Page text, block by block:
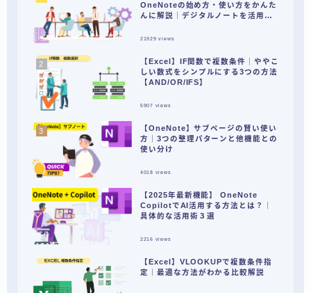
OneNoteの始め方・使い方をかんた
んに解説｜デジタルノートを活用し
21929 views
【Excel】IF関数で複数条件｜ややこ
しい数式をシンプルにする3つの方法
【AND/OR/IFS】
5907 views
【OneNote】サブページの賢い使い
方｜3つの整理パターンと他機能との
使い分け
4018 views
【2025年最新機能】 OneNote
CopilotでAI活用する方法とは？｜
具体的な活用術３選
2216 views
【Excel】VLOOKUPで複数条件指
定｜最適な方法がわかる比較解説